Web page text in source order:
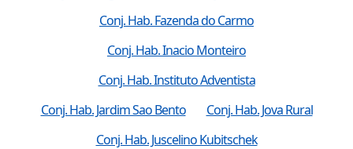
Conj. Hab. Fazenda do Carmo
Conj. Hab. Inacio Monteiro
Conj. Hab. Instituto Adventista
Conj. Hab. Jardim Sao Bento
Conj. Hab. Jova Rural
Conj. Hab. Juscelino Kubitschek